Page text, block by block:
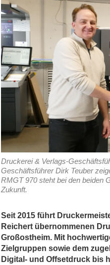
Druckerei & Verlags-
Geschäftsführer Dirk Teuber
RMGT 970 steht bei den beiden
Zukunft.
Seit 2015 führt
Reichert übernommenen
Großostheim. Mit
Zielgruppen sowie dem
Digital- und Offsetdruck bis